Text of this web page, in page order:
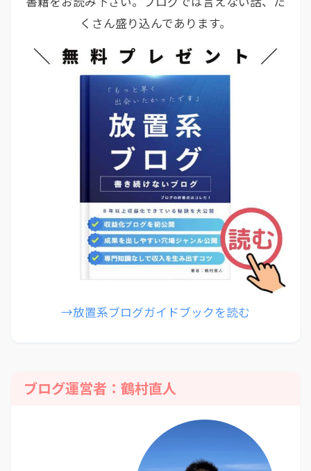
くさん盛り込んであります。
→放置系ブログガイドブックを読む
ブログ運営者：鶴村直人